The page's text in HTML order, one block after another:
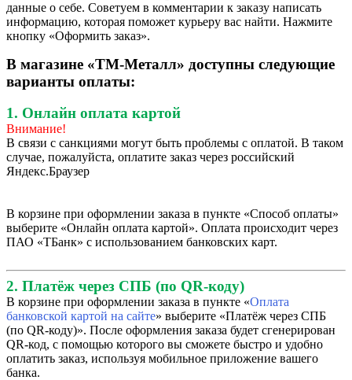
данные о себе. Советуем в комментарии к заказу написать
информацию, которая поможет курьеру вас найти. Нажмите
кнопку «Оформить заказ».
В магазине «ТМ-Металл» доступны следующие
варианты оплаты:
1. Онлайн оплата картой
Внимание!
В связи с санкциями могут быть проблемы с оплатой. В таком
случае, пожалуйста, оплатите заказ через российский
Яндекс.Браузер
В корзине при оформлении заказа в пункте «Способ оплаты»
выберите «Онлайн оплата картой». Оплата происходит через
ПАО «ТБанк» с использованием банковских карт.
2. Платёж через СПБ (по QR-коду)
В корзине при оформлении заказа в пункте «Оплата
банковской картой на сайте» выберите «Платёж через СПБ
(по QR-коду)». После оформления заказа будет сгенерирован
QR-код, с помощью которого вы сможете быстро и удобно
оплатить заказ, используя мобильное приложение вашего
банка.